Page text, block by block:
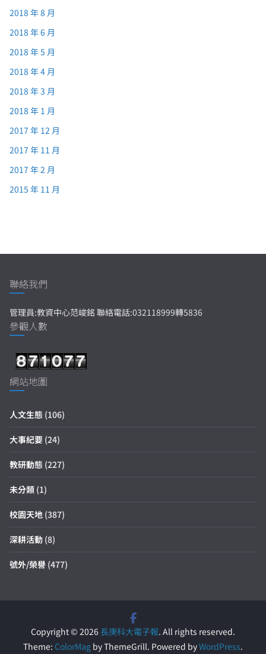
2018 年 8 月
2018 年 6 月
2018 年 5 月
2018 年 4 月
2018 年 3 月
2018 年 1 月
2017 年 12 月
2017 年 11 月
2017 年 2 月
2015 年 11 月
聯絡我們
管理員:教資中心范峻銘 聯絡電話:032118999轉5836
參觀人數
網站地圖
人文生態 (106)
大事紀要 (24)
教研動態 (227)
未分類 (1)
校園天地 (387)
深耕活動 (8)
號外/榮譽 (477)
Copyright © 2026長庚科大電子報. All rights reserved.
Theme: ColorMag by ThemeGrill. Powered byWordPress.